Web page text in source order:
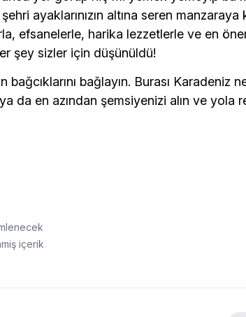
ayaklarınızın altına seren
efsanelerle, harika lezzetlerle ve en
şey sizler için düşünüldü!
bağcıklarını bağlayın. Burası
da en azından şemsiyenizi alın ve yola
içerik